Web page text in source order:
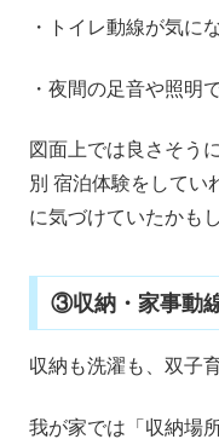
・トイレ動線が気に
・夜間の足音や照明
図面上では良さそう
別 宿泊体験をしてい
に気づけていたかも
③収納・家事動
収納も洗濯も、双子
我が家では「収納場